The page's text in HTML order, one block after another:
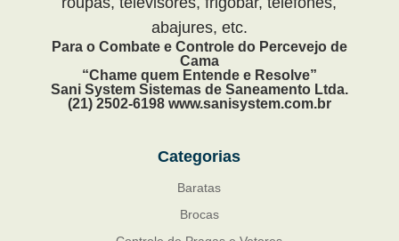
abajures, etc.
Para o Combate e Controle do Percevejo de
Cama
“Chame quem Entende e Resolve”
Sani System Sistemas de Saneamento Ltda.
(21) 2502-6198 www.sanisystem.com.br
Categorias
Baratas
Brocas